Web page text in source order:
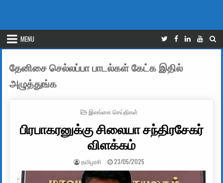
MENU
தேனிசை செல்லப்பா பாடல்கள் கேட்க இதில்
அழுத்துங்க
POSTED IN
இலங்கை செய்திகள்
பிரபாகரனுக்கு சிலையா சந்திரசேகர்
விளக்கம்
AUTHOR:
தமிழரசி PUBLISHED DATE:
23/05/2025